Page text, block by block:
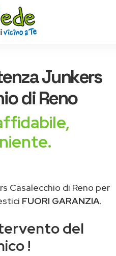
Junkers
di Reno
Casalecchio di Reno per
FUORI GARANZIA.
del
!